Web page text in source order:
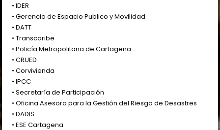
• IDER
• Gerencia de Espacio Publico y Movilidad
• DATT
• Transcaribe
• Policía Metropolitana de Cartagena
• CRUED
• Corvivienda
• IPCC
• Secretaría de Participación
• Oficina Asesora para la Gestión del Riesgo de Desastres
• DADIS
• ESE Cartagena